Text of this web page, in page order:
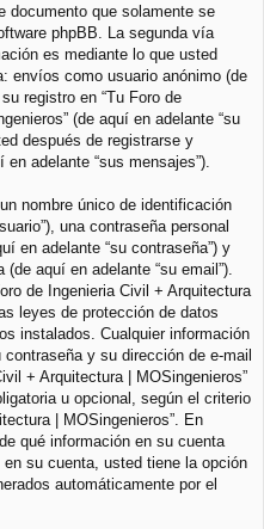
documento que solamente se
phpBB. La segunda vía
es mediante lo que usted
envíos como usuario anónimo (de
registro en “Tu Foro de
(de aquí en adelante “su
después de registrarse y
adelante “sus mensajes”).
nombre único de identificación
una contraseña personal
en adelante “su contraseña”) y
aquí en adelante “su email”).
de Ingenieria Civil + Arquitectura
leyes de protección de datos
instalados. Cualquier información
y su dirección de e-mail
+ Arquitectura | MOSingenieros”
u opcional, según el criterio
| MOSingenieros”. En
qué información en su cuenta
su cuenta, usted tiene la opción
automáticamente por el